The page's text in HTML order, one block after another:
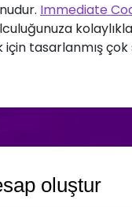
Immediate
için tasarlanmış